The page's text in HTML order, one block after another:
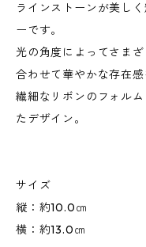
ラインストーンが美し
ーです。
光の角度によってさま
合わせて華やかな存在感
繊細なリボンのフォル
たデザイン。
サイズ
縦：約10.0㎝
横：約13.0㎝